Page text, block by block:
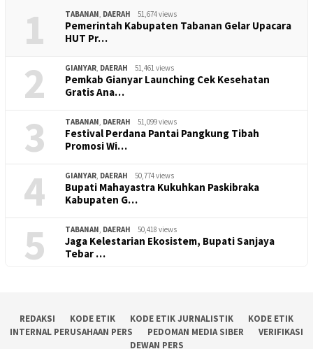
1 TABANAN, DAERAH 51,674 views
Pemerintah Kabupaten Tabanan Gelar Upacara
HUT Pr…
2 GIANYAR, DAERAH 51,461 views
Pemkab Gianyar Launching Cek Kesehatan
Gratis Ana…
3 TABANAN, DAERAH 51,099 views
Festival Perdana Pantai Pangkung Tibah
Promosi Wi…
4 GIANYAR, DAERAH 50,774 views
Bupati Mahayastra Kukuhkan Paskibraka
Kabupaten G…
5 TABANAN, DAERAH 50,418 views
Jaga Kelestarian Ekosistem, Bupati Sanjaya
Tebar …
REDAKSI KODE ETIK KODE ETIK JURNALISTIK
KODE ETIK
INTERNAL PERUSAHAAN PERS
PEDOMAN MEDIA SIBER
VERIFIKASI
DEWAN PERS